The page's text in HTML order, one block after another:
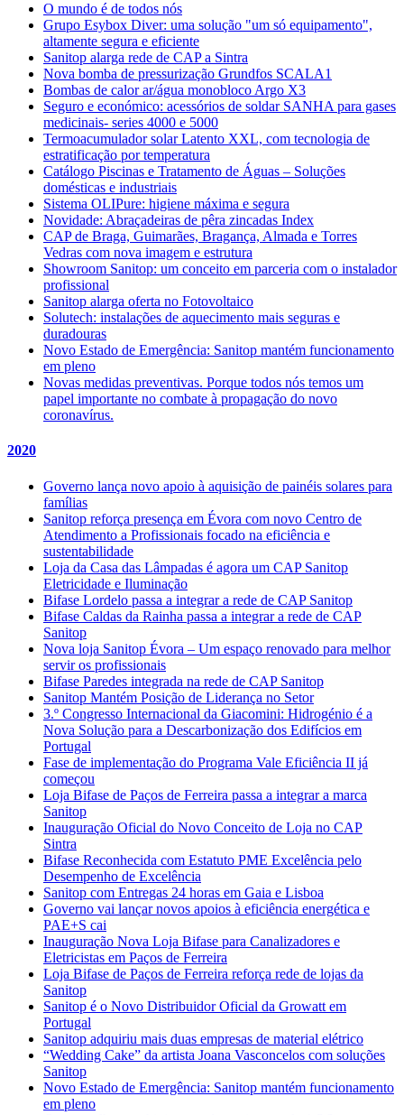
O mundo é de todos nós
Grupo Esybox Diver: uma solução "um só equipamento",
altamente segura e eficiente
Sanitop alarga rede de CAP a Sintra
Nova bomba de pressurização Grundfos SCALA1
Bombas de calor ar/água monobloco Argo X3
Seguro e económico: acessórios de soldar SANHA para gases
medicinais- series 4000 e 5000
Termoacumulador solar Latento XXL, com tecnologia de
estratificação por temperatura
Catálogo Piscinas e Tratamento de Águas – Soluções
domésticas e industriais
Sistema OLIPure: higiene máxima e segura
Novidade: Abraçadeiras de pêra zincadas Index
CAP de Braga, Guimarães, Bragança, Almada e Torres
Vedras com nova imagem e estrutura
Showroom Sanitop: um conceito em parceria com o instalador
profissional
Sanitop alarga oferta no Fotovoltaico
Solutech: instalações de aquecimento mais seguras e
duradouras
Novo Estado de Emergência: Sanitop mantém funcionamento
em pleno
Novas medidas preventivas. Porque todos nós temos um
papel importante no combate à propagação do novo
coronavírus.
2020
Governo lança novo apoio à aquisição de painéis solares para
famílias
Sanitop reforça presença em Évora com novo Centro de
Atendimento a Profissionais focado na eficiência e
sustentabilidade
Loja da Casa das Lâmpadas é agora um CAP Sanitop
Eletricidade e Iluminação
Bifase Lordelo passa a integrar a rede de CAP Sanitop
Bifase Caldas da Rainha passa a integrar a rede de CAP
Sanitop
Nova loja Sanitop Évora – Um espaço renovado para melhor
servir os profissionais
Bifase Paredes integrada na rede de CAP Sanitop
Sanitop Mantém Posição de Liderança no Setor
3.º Congresso Internacional da Giacomini: Hidrogénio é a
Nova Solução para a Descarbonização dos Edifícios em
Portugal
Fase de implementação do Programa Vale Eficiência II já
começou
Loja Bifase de Paços de Ferreira passa a integrar a marca
Sanitop
Inauguração Oficial do Novo Conceito de Loja no CAP
Sintra
Bifase Reconhecida com Estatuto PME Excelência pelo
Desempenho de Excelência
Sanitop com Entregas 24 horas em Gaia e Lisboa
Governo vai lançar novos apoios à eficiência energética e
PAE+S cai
Inauguração Nova Loja Bifase para Canalizadores e
Eletricistas em Paços de Ferreira
Loja Bifase de Paços de Ferreira reforça rede de lojas da
Sanitop
Sanitop é o Novo Distribuidor Oficial da Growatt em
Portugal
Sanitop adquiriu mais duas empresas de material elétrico
“Wedding Cake” da artista Joana Vasconcelos com soluções
Sanitop
Novo Estado de Emergência: Sanitop mantém funcionamento
em pleno